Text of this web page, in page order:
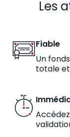
Les
Fiable
Un
totale et